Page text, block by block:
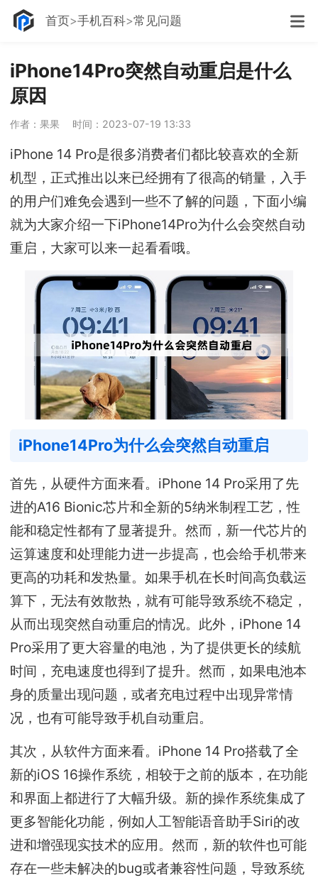
首页 手机百科 常见问题
iPhone14Pro突然自动重启是什么
原因
作者：果果 时间：2023-07-19 13:33
iPhone 14 Pro是很多消费者们都比较喜欢的全新
机型，正式推出以来已经拥有了很高的销量，入手
的用户们难免会遇到一些不了解的问题，下面小编
就为大家介绍一下iPhone14Pro为什么会突然自动
重启，大家可以来一起看看哦。
iPhone14Pro为什么会突然自动重启
首先，从硬件方面来看。iPhone 14 Pro采用了先
进的A16 Bionic芯片和全新的5纳米制程工艺，性
能和稳定性都有了显著提升。然而，新一代芯片的
运算速度和处理能力进一步提高，也会给手机带来
更高的功耗和发热量。如果手机在长时间高负载运
算下，无法有效散热，就有可能导致系统不稳定，
从而出现突然自动重启的情况。此外，iPhone 14
Pro采用了更大容量的电池，为了提供更长的续航
时间，充电速度也得到了提升。然而，如果电池本
身的质量出现问题，或者充电过程中出现异常情
况，也有可能导致手机自动重启。
其次，从软件方面来看。iPhone 14 Pro搭载了全
新的iOS 16操作系统，相较于之前的版本，在功能
和界面上都进行了大幅升级。新的操作系统集成了
更多智能化功能，例如人工智能语音助手Siri的改
进和增强现实技术的应用。然而，新的软件也可能
存在一些未解决的bug或者兼容性问题，导致系统